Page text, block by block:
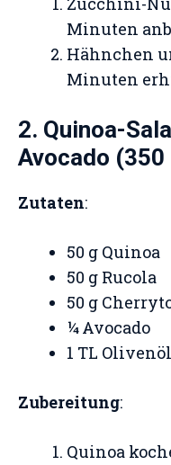
Minuten
Hähnchen
Minuten
2. Quinoa-
Avocado
Zutaten:
50 g Quinoa
50 g Rucola
50 g
¼ Avocado
1 TL
Zubereitung:
Quinoa